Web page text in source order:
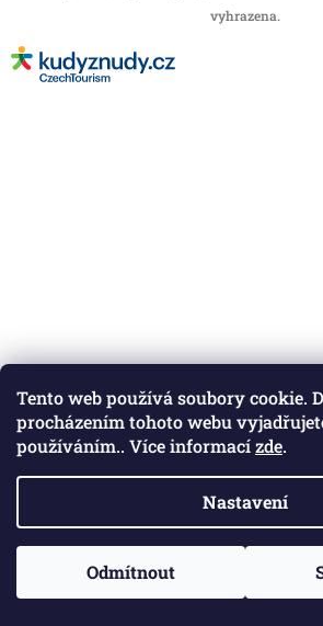
Tento web používá soubory cookie.
procházením tohoto webu
používáním.. Více informacízde.
Nastavení
Odmítnout
vyhrazena.